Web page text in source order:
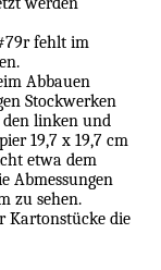
fehlt im
Abbauen
Stockwerken
den linken und
19,7 x 19,7 cm
etwa dem
Abmessungen
zu sehen.
Kartonstücke die